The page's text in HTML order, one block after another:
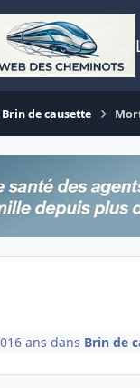
Brin de causette
16 ans dans Brin de